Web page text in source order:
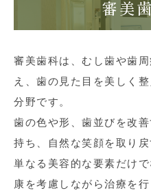
審美
審美歯科は、むし歯や歯
え、歯の見た目を美しく
分野です。
歯の色や形、歯並びを改
持ち、自然な笑顔を取り戻
単なる美容的な要素だけ
康を考慮しながら治療を行